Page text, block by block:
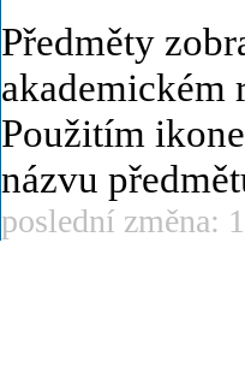
Předměty
akademickém
Použitím
názvu
poslední změna: